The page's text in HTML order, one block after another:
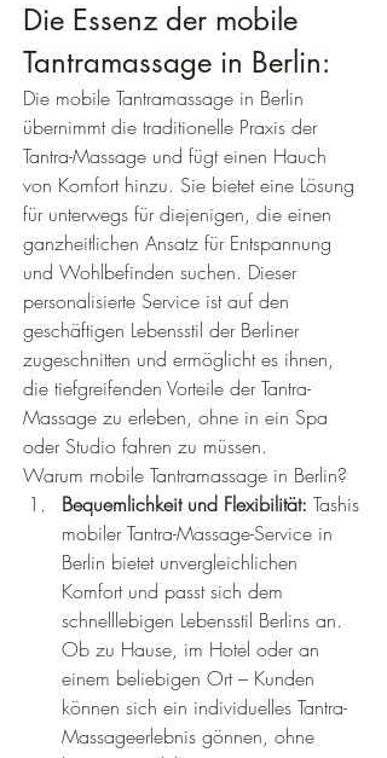
Die Essenz der mobile
Tantramassage in Berlin:
Die mobile Tantramassage in Berlin
übernimmt die traditionelle Praxis der
Tantra-Massage und fügt einen Hauch
von Komfort hinzu. Sie bietet eine Lösung
für unterwegs für diejenigen, die einen
ganzheitlichen Ansatz für Entspannung
und Wohlbefinden suchen. Dieser
personalisierte Service ist auf den
geschäftigen Lebensstil der Berliner
zugeschnitten und ermöglicht es ihnen,
die tiefgreifenden Vorteile der Tantra-
Massage zu erleben, ohne in ein Spa
oder Studio fahren zu müssen.
Warum mobile Tantramassage in Berlin?
Bequemlichkeit und Flexibilität: Tashis
mobiler Tantra-Massage-Service in
Berlin bietet unvergleichlichen
Komfort und passt sich dem
schnelllebigen Lebensstil Berlins an.
Ob zu Hause, im Hotel oder an
einem beliebigen Ort – Kunden
können sich ein individuelles Tantra-
Massageerlebnis gönnen, ohne